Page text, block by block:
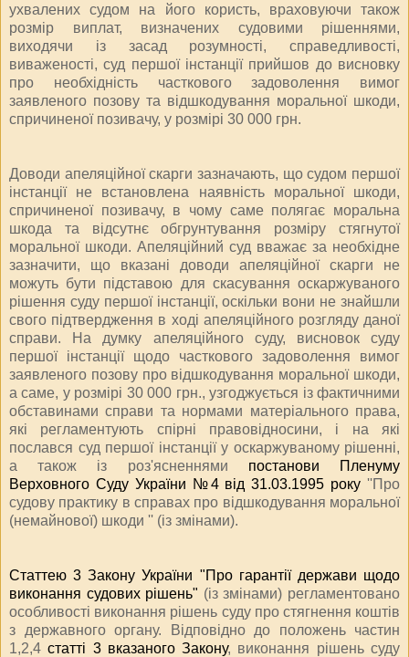
ухвалених судом на його користь, враховуючи також
розмір виплат, визначених судовими рішеннями,
виходячи із засад розумності, справедливості,
виваженості, суд першої інстанції прийшов до висновку
про необхідність часткового задоволення вимог
заявленого позову та відшкодування моральної шкоди,
спричиненої позивачу, у розмірі 30 000 грн.
Доводи апеляційної скарги зазначають, що судом першої
інстанції не встановлена наявність моральної шкоди,
спричиненої позивачу, в чому саме полягає моральна
шкода та відсутнє обгрунтування розміру стягнутої
моральної шкоди. Апеляційний суд вважає за необхідне
зазначити, що вказані доводи апеляційної скарги не
можуть бути підставою для скасування оскаржуваного
рішення суду першої інстанції, оскільки вони не знайшли
свого підтвердження в ході апеляційного розгляду даної
справи. На думку апеляційного суду, висновок суду
першої інстанції щодо часткового задоволення вимог
заявленого позову про відшкодування моральної шкоди,
а саме, у розмірі 30 000 грн., узгоджується із фактичними
обставинами справи та нормами матеріального права,
які регламентують спірні правовідносини, і на які
послався суд першої інстанції у оскаржуваному рішенні,
а також із роз'ясненнями постанови Пленуму
Верховного Суду України №4 від 31.03.1995 року ''Про
судову практику в справах про відшкодування моральної
(немайнової) шкоди '' (із змінами).
Статтею 3 Закону України "Про гарантії держави щодо
виконання судових рішень" (із змінами) регламентовано
особливості виконання рішень суду про стягнення коштів
з державного органу. Відповідно до положень частин
1,2,4статті 3 вказаного Закону, виконання рішень суду